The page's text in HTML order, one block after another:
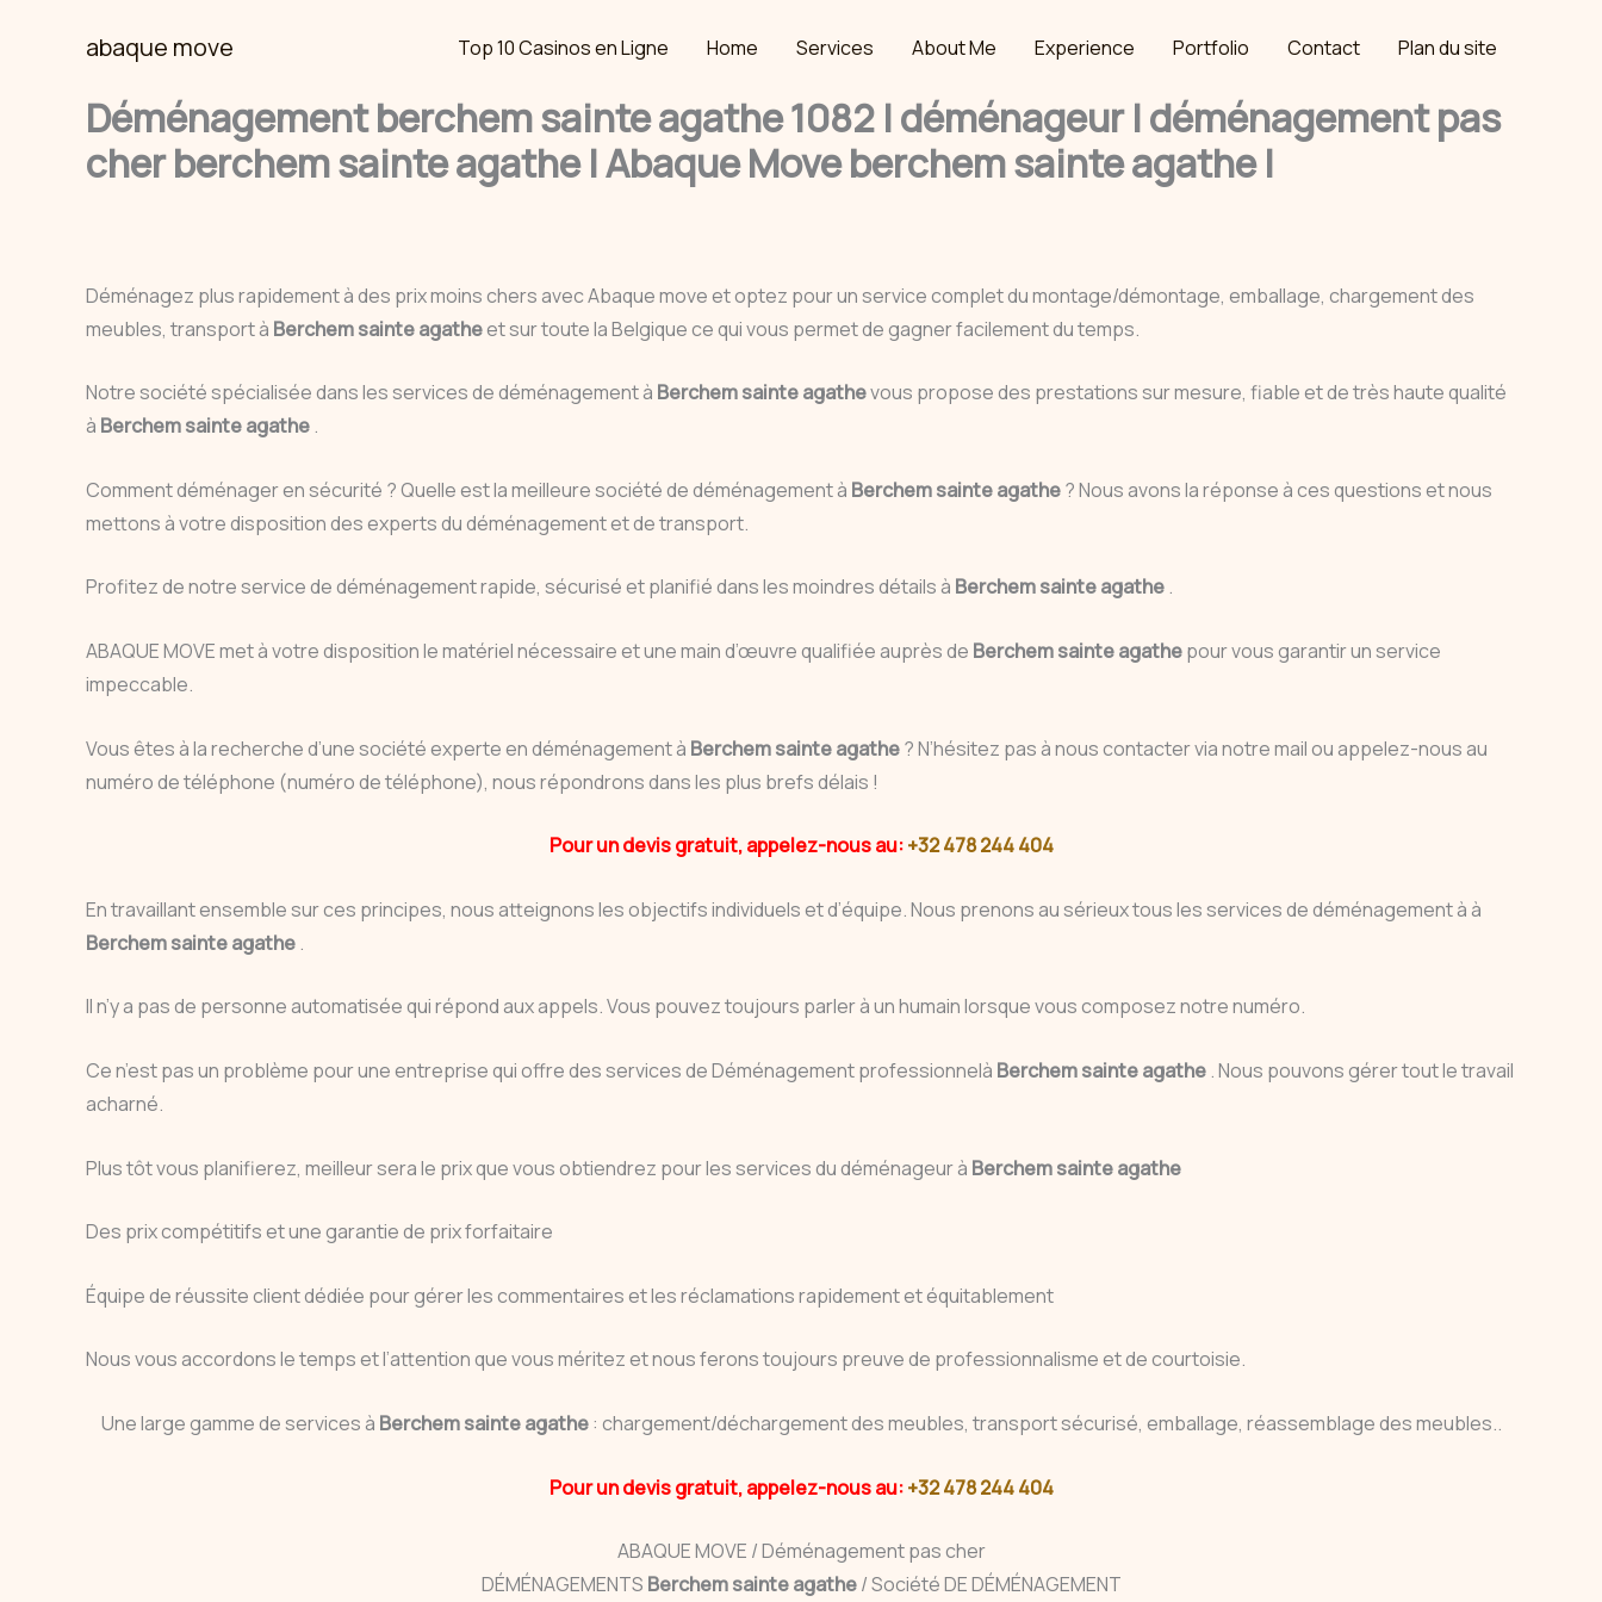
abaque move Top 10 Casinos en Ligne Home Services About Me Experience Portfolio Contact Plan du site
Déménagement berchem sainte agathe 1082 | déménageur | déménagement pas
cher berchem sainte agathe | Abaque Move berchem sainte agathe |
Déménagez plus rapidement à des prix moins chers avec Abaque move et optez pour un service complet du montage/démontage, emballage, chargement des
meubles, transport à Berchem sainte agatheet sur toute la Belgique ce qui vous permet de gagner facilement du temps.
Notre société spécialisée dans les services de déménagement à Berchem sainte agathevous propose des prestations sur mesure, fiable et de très haute qualité
à Berchem sainte agathe.
Comment déménager en sécurité ? Quelle est la meilleure société de déménagement à Berchem sainte agathe? Nous avons la réponse à ces questions et nous
mettons à votre disposition des experts du déménagement et de transport.
Profitez de notre service de déménagement rapide, sécurisé et planifié dans les moindres détails à Berchem sainte agathe.
ABAQUE MOVE met à votre disposition le matériel nécessaire et une main d’œuvre qualifiée auprès de Berchem sainte agathepour vous garantir un service
impeccable.
Vous êtes à la recherche d’une société experte en déménagement à Berchem sainte agathe? N’hésitez pas à nous contacter via notre mail ou appelez-nous au
numéro de téléphone (numéro de téléphone), nous répondrons dans les plus brefs délais !
Pour un devis gratuit, appelez-nous au:+32 478 244 404
En travaillant ensemble sur ces principes, nous atteignons les objectifs individuels et d’équipe. Nous prenons au sérieux tous les services de déménagement à à
Berchem sainte agathe.
Il n’y a pas de personne automatisée qui répond aux appels. Vous pouvez toujours parler à un humain lorsque vous composez notre numéro.
Ce n’est pas un problème pour une entreprise qui offre des services de Déménagement professionnelà Berchem sainte agathe. Nous pouvons gérer tout le travail
acharné.
Plus tôt vous planifierez, meilleur sera le prix que vous obtiendrez pour les services du déménageur à Berchem sainte agathe
Des prix compétitifs et une garantie de prix forfaitaire
Équipe de réussite client dédiée pour gérer les commentaires et les réclamations rapidement et équitablement
Nous vous accordons le temps et l’attention que vous méritez et nous ferons toujours preuve de professionnalisme et de courtoisie.
Une large gamme de services à Berchem sainte agathe: chargement/déchargement des meubles, transport sécurisé, emballage, réassemblage des meubles..
Pour un devis gratuit, appelez-nous au:+32 478 244 404
ABAQUE MOVE / Déménagement pas cher
DÉMÉNAGEMENTS Berchem sainte agathe/ Société DE DÉMÉNAGEMENT